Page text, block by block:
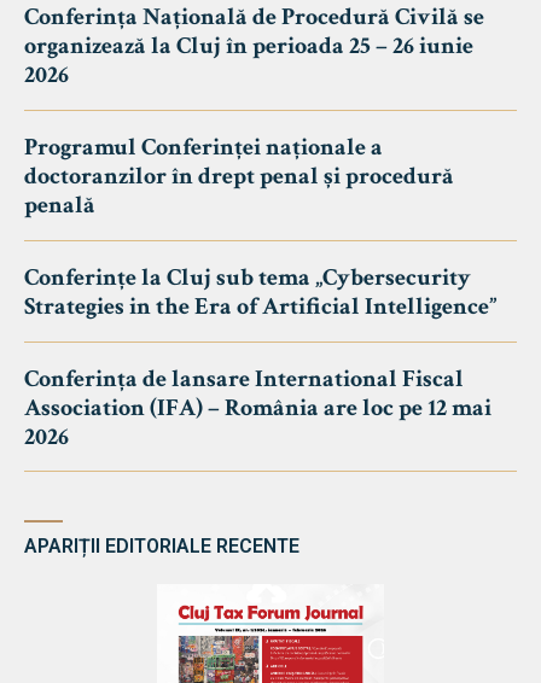
Conferința Națională de Procedură Civilă se
organizează la Cluj în perioada 25 – 26 iunie
2026
Programul Conferinței naționale a
doctoranzilor în drept penal și procedură
penală
Conferințe la Cluj sub tema „Cybersecurity
Strategies in the Era of Artificial Intelligence”
Conferința de lansare International Fiscal
Association (IFA) – România are loc pe 12 mai
2026
APARIȚII EDITORIALE RECENTE